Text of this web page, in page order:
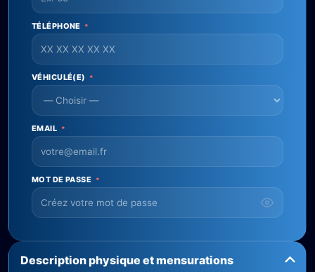
TÉLÉPHONE *
VÉHICULÉ(E) *
EMAIL *
MOT DE PASSE *
Description physique et mensurations